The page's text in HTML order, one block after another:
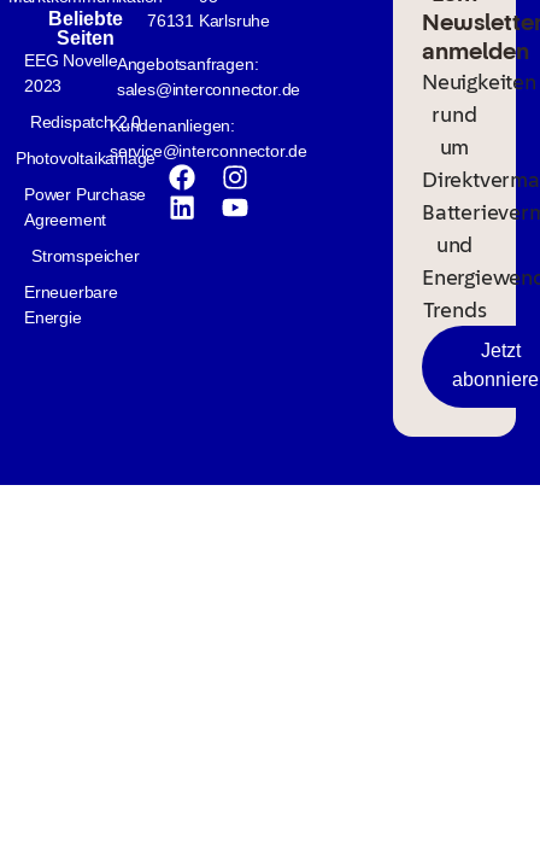
Beliebte
Seiten
EEG Novelle
2023
Redispatch 2.0
Photovoltaikanlage
Power Purchase
Agreement
Stromspeicher
Erneuerbare
Energie
76131 Karlsruhe
Angebotsanfragen:
sales@interconnector.de
Kundenanliegen:
service@interconnector.de
anmelden
Neuigkeiten
rund
um
und
Trends
Jetzt